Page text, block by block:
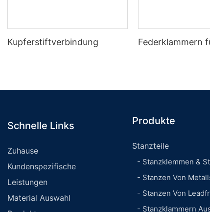
Kupferstiftverbindung Federklammern
Schnelle Links
Zuhause
Kundenspezifische
Leistungen
Material Auswahl
Produkte
Stanzteile
- Stanzklemmen &
- Stanzen Von
- Stanzen Von
- Stanzklammern